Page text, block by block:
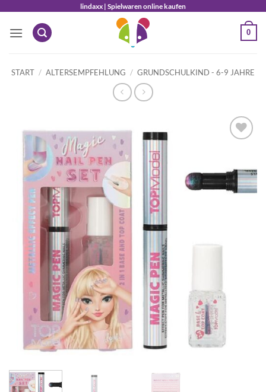
springen
lindaxx | Spielwaren online kaufen
0
START / ALTERSEMPFEHLUNG / GRUNDSCHULKIND - 6-9 JAHRE